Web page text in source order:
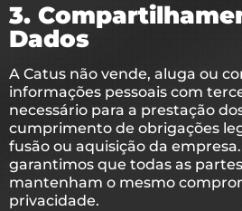
3.
Dados
A Catus não vende, aluga ou
informações pessoais com
necessário para a prestação
cumprimento de obrigações
fusão ou aquisição da empresa.
garantimos que todas as
mantenham o mesmo
privacidade.